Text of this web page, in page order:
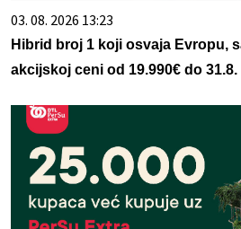
03. 08. 2026 13:23
Hibrid broj 1 koji osvaja Evropu,
akcijskoj ceni od 19.990€ do 31.8.